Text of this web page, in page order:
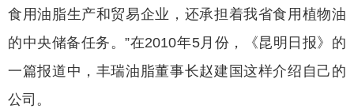
食用油脂生产和贸易企业，还承担着我省食用植物油
的中央储备任务。”在2010年5月份，《昆明日报》的
一篇报道中，丰瑞油脂董事长赵建国这样介绍自己的
公司。